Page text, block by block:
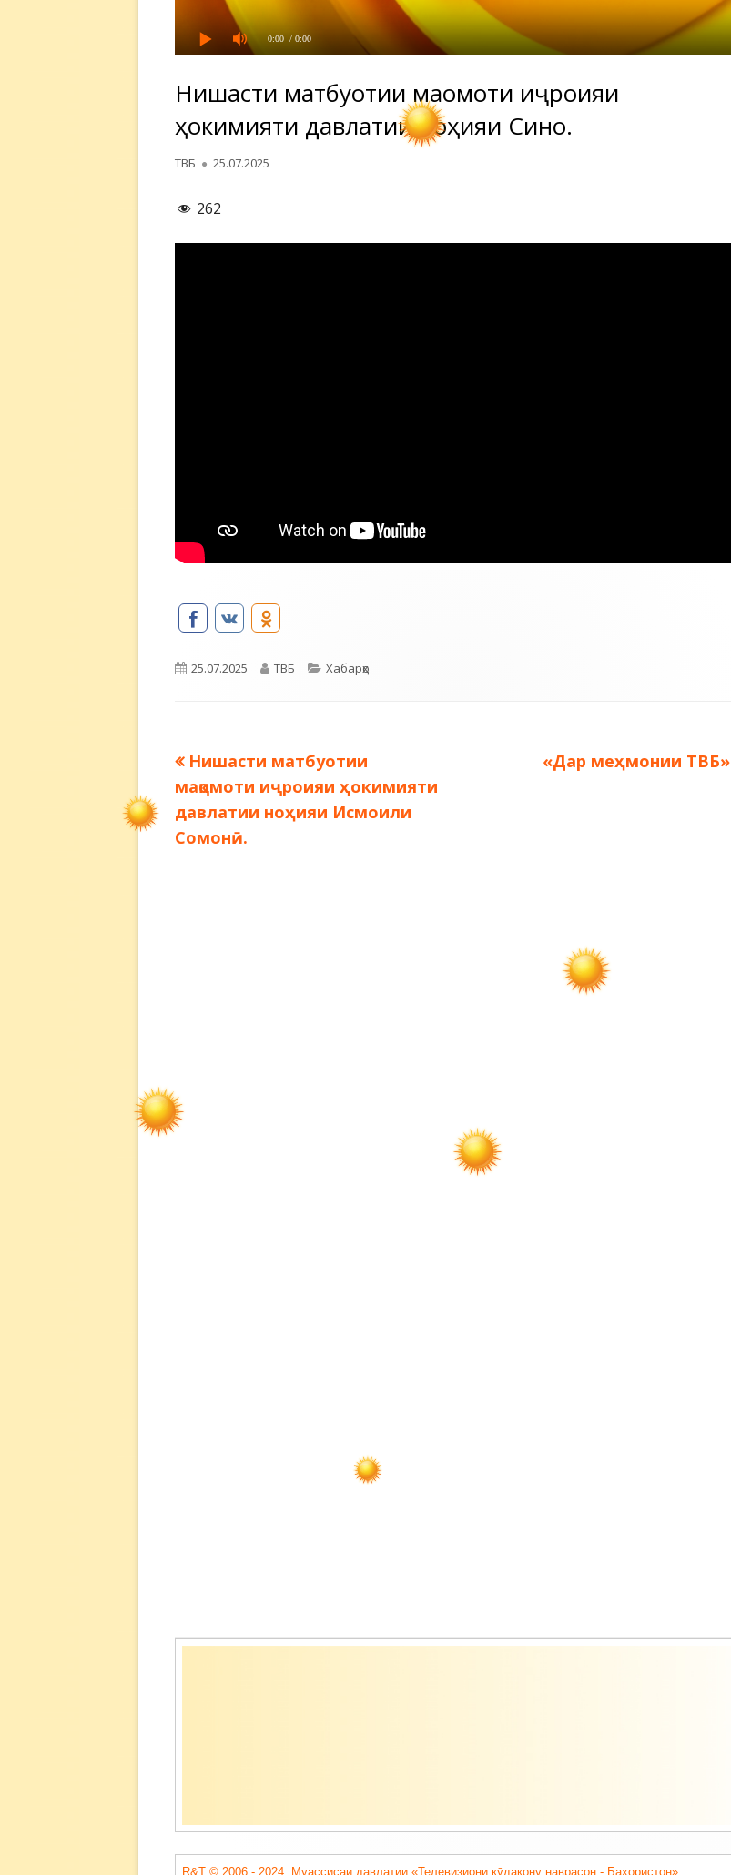
0:00 / 0:00
Нишасти матбуотии мақомоти иҷроияи
ҳокимияти давлатии ноҳияи Сино.
Автор
ТВБ Опубликовано
25.07.2025
262
Опубликовано
25.07.2025 Автор
ТВБ Рубрики
Хабарҳо
Навигация
по
записям
Предыдущая
запись:
Нишасти матбуотии
мақомоти иҷроияи ҳокимияти
давлатии ноҳияи Исмоили
Сомонӣ.
Следующая
«Дар меҳмонии ТВБ»
Содержимое
R&T © 2006 - 2024. Муассисаи давлатии «Телевизиони кӯдакону наврасон - Баҳористон».